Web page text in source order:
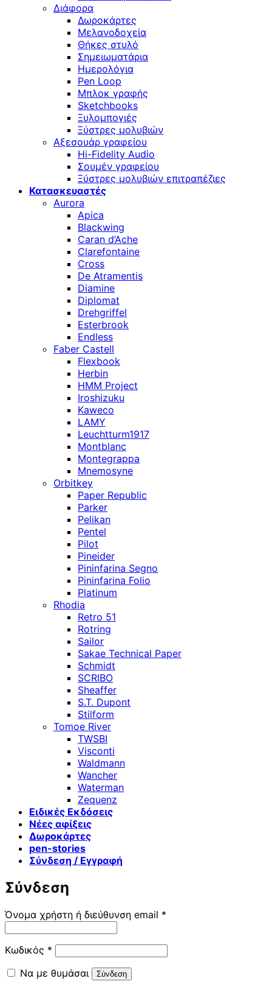
Διάφορα
Δωροκάρτες
Μελανοδοχεία
Θήκες στυλό
Σημειωματάρια
Ημερολόγια
Pen Loop
Μπλοκ γραφής
Sketchbooks
Ξυλομπογιές
Ξύστρες μολυβιών
Αξεσουάρ γραφείου
Hi-Fidelity Audio
Σουμέν γραφείου
Ξύστρες μολυβιών επιτραπέζιες
Κατασκευαστές
Aurora
Apica
Blackwing
Caran d’Ache
Clarefontaine
Cross
De Atramentis
Diamine
Diplomat
Drehgriffel
Esterbrook
Endless
Faber Castell
Flexbook
Herbin
HMM Project
Iroshizuku
Kaweco
LAMY
Leuchtturm1917
Montblanc
Montegrappa
Mnemosyne
Orbitkey
Paper Republic
Parker
Pelikan
Pentel
Pilot
Pineider
Pininfarina Segno
Pininfarina Folio
Platinum
Rhodia
Retro 51
Rotring
Sailor
Sakae Technical Paper
Schmidt
SCRIBO
Sheaffer
S.T. Dupont
Stilform
Tomoe River
TWSBI
Visconti
Waldmann
Wancher
Waterman
Zequenz
Ειδικές Εκδόσεις
Νέες αφίξεις
Δωροκάρτες
pen-stories
Σύνδεση / Εγγραφή
Σύνδεση
Όνομα χρήστη ή διεύθυνση email *
Κωδικός * Απαιτείται
Να με θυμάσαι
Σύνδεση